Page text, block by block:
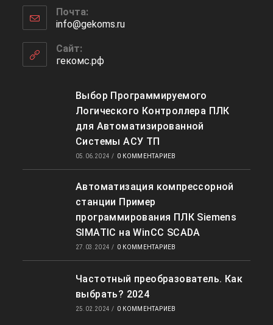
приложении
в
вашем
приложении
Почта:
info@gekoms.ruОткроется
Сайт:
гекомс.рф
Выбор Программируемого
Логического Контроллера ПЛК
для Автоматизированной
Системы АСУ ТП
05.06.2024 / 0 КОММЕНТАРИЕВ
Автоматизация компрессорной
станции Пример
программирования ПЛК Siemens
SIMATIC на WinCC SCADA
27.03.2024 / 0 КОММЕНТАРИЕВ
Частотный преобразователь. Как
выбрать? 2024
25.02.2024 / 0 КОММЕНТАРИЕВ